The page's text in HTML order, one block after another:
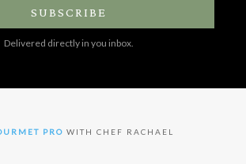
SUBSCRIBE
Delivered directly in you inbox.
PRO WITH CHEF RACHAEL